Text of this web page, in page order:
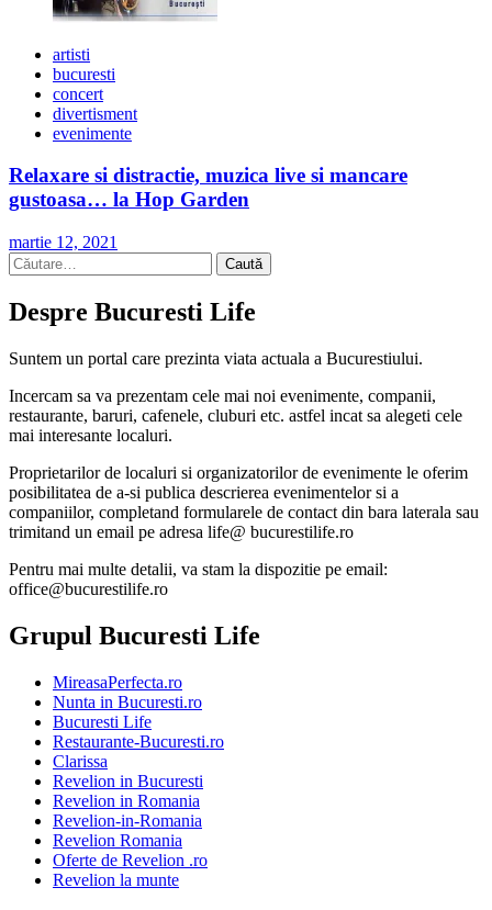
artisti
bucuresti
concert
divertisment
evenimente
Relaxare si distractie, muzica live si mancare
gustoasa… la Hop Garden
martie 12, 2021
Caută
după:
Despre Bucuresti Life
Suntem un portal care prezinta viata actuala a Bucurestiului.
Incercam sa va prezentam cele mai noi evenimente, companii,
restaurante, baruri, cafenele, cluburi etc. astfel incat sa alegeti cele
mai interesante localuri.
Proprietarilor de localuri si organizatorilor de evenimente le oferim
posibilitatea de a-si publica descrierea evenimentelor si a
companiilor, completand formularele de contact din bara laterala sau
trimitand un email pe adresa life@ bucurestilife.ro
Pentru mai multe detalii, va stam la dispozitie pe email:
office@bucurestilife.ro
Grupul Bucuresti Life
MireasaPerfecta.ro
Nunta in Bucuresti.ro
Bucuresti Life
Restaurante-Bucuresti.ro
Clarissa
Revelion in Bucuresti
Revelion in Romania
Revelion-in-Romania
Revelion Romania
Oferte de Revelion .ro
Revelion la munte